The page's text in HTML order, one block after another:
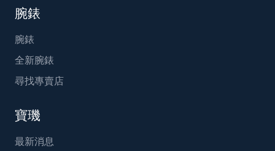
腕錶
腕錶
全新腕錶
尋找專賣店
寶璣
最新消息